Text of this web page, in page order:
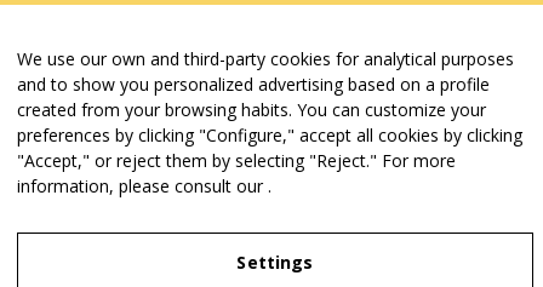
Política de privacidad
Política de cookies
Política de web i redes
Parking público: Avenida Josep Tarradellas, 38
We use our own and third-party cookies for analytical purposes
and to show you personalized advertising based on a profile
created from your browsing habits. You can customize your
preferences by clicking "Configure," accept all cookies by clicking
"Accept," or reject them by selecting "Reject." For more
information, please consult our.
Settings
Legal Notice